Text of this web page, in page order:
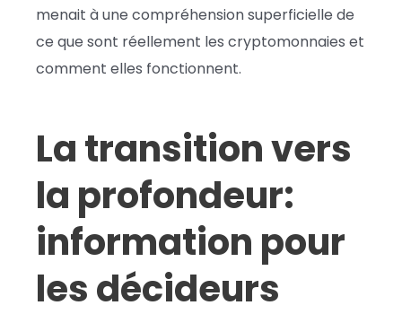
menait à une compréhension superficielle de
ce que sont réellement les cryptomonnaies et
comment elles fonctionnent.
La transition vers
la profondeur:
information pour
les décideurs